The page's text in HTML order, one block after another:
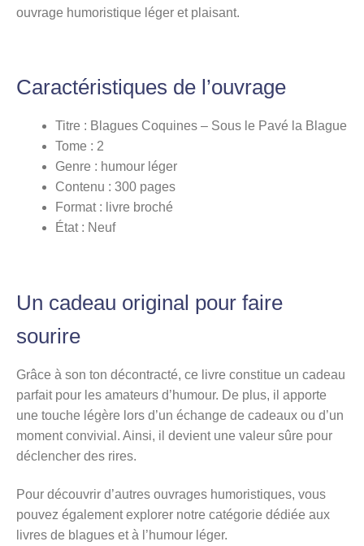
ouvrage humoristique léger et plaisant.
Caractéristiques de l’ouvrage
Titre : Blagues Coquines – Sous le Pavé la Blague
Tome : 2
Genre : humour léger
Contenu : 300 pages
Format : livre broché
État : Neuf
Un cadeau original pour faire
sourire
Grâce à son ton décontracté, ce livre constitue un cadeau
parfait pour les amateurs d’humour. De plus, il apporte
une touche légère lors d’un échange de cadeaux ou d’un
moment convivial. Ainsi, il devient une valeur sûre pour
déclencher des rires.
Pour découvrir d’autres ouvrages humoristiques, vous
pouvez également explorer notre catégorie dédiée aux
livres de blagues et à l’humour léger.